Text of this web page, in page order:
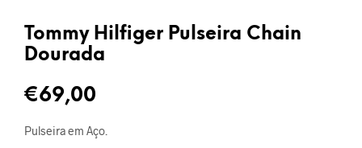
Tommy Hilfiger Pulseira Chain
Dourada
€69,00
Pulseira em Aço.